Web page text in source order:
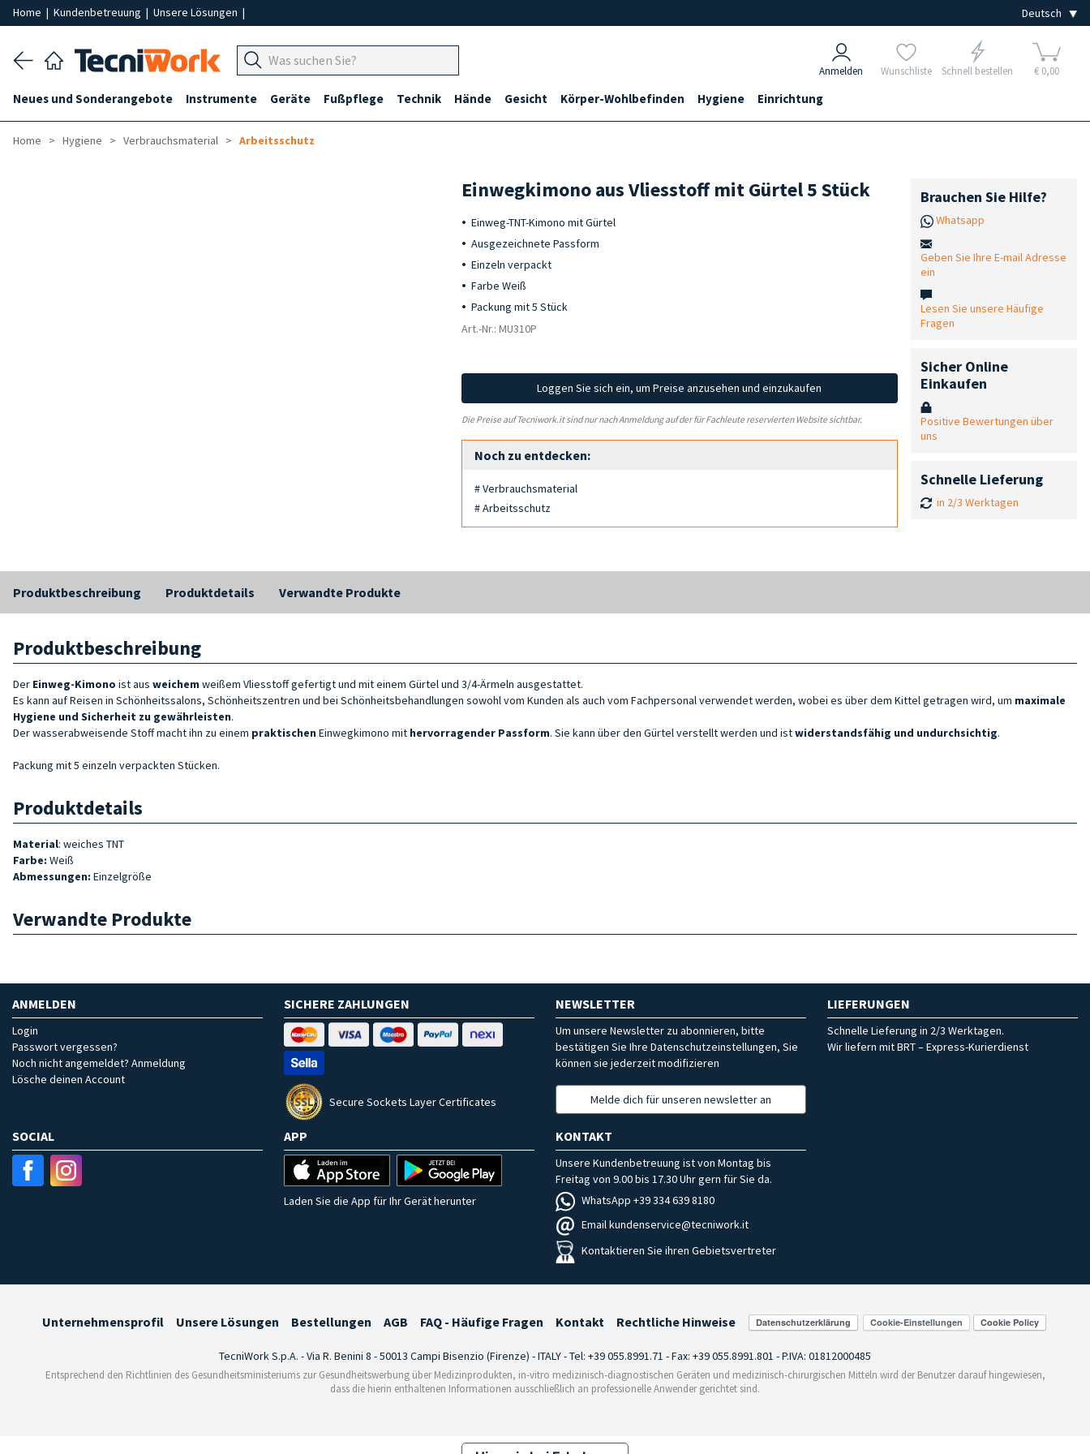
Home | Kundenbetreuung | Unsere Lösungen |
Anmelden Wunschliste Schnell bestellen € 0,00
Neues und Sonderangebote Instrumente Geräte Fußpflege Technik Hände Gesicht Körper-Wohlbefinden Hygiene Einrichtung
Home Hygiene Verbrauchsmaterial Arbeitsschutz
Einwegkimono aus Vliesstoff mit Gürtel 5 Stück
Einweg-TNT-Kimono mit Gürtel
Ausgezeichnete Passform
Einzeln verpackt
Farbe Weiß
Packung mit 5 Stück
Art.-Nr.: MU310P
Loggen Sie sich ein, um Preise anzusehen und einzukaufen
Die Preise auf Tecniwork.it sind nur nach Anmeldung auf der für Fachleute reservierten Website sichtbar.
Noch zu entdecken:
# Verbrauchsmaterial
# Arbeitsschutz
Brauchen Sie Hilfe?
Whatsapp
Geben Sie Ihre E-mail Adresse
ein
Lesen Sie unsere Häufige
Fragen
Sicher Online
Einkaufen
Positive Bewertungen über
uns
Schnelle Lieferung
in 2/3 Werktagen
Produktbeschreibung Produktdetails Verwandte Produkte
Produktbeschreibung
Der Einweg-Kimono ist aus weichem weißem Vliesstoff gefertigt und mit einem Gürtel und 3/4-Ärmeln ausgestattet.
Es kann auf Reisen in Schönheitssalons, Schönheitszentren und bei Schönheitsbehandlungen sowohl vom Kunden als auch vom Fachpersonal verwendet werden, wobei es über dem Kittel getragen wird, um maximale
Hygiene und Sicherheit zu gewährleisten.
Der wasserabweisende Stoff macht ihn zu einem praktischen Einwegkimono mit hervorragender Passform. Sie kann über den Gürtel verstellt werden und istwiderstandsfähig und undurchsichtig.
Packung mit 5 einzeln verpackten Stücken.
Produktdetails
Material: weiches TNT
Farbe: Weiß
Abmessungen: Einzelgröße
Verwandte Produkte
ANMELDEN
Login
Passwort vergessen?
Noch nicht angemeldet? Anmeldung
Lösche deinen Account
SICHERE ZAHLUNGEN
Secure Sockets Layer Certificates
NEWSLETTER
Um unsere Newsletter zu abonnieren, bitte
bestätigen Sie Ihre Datenschutzeinstellungen, Sie
können sie jederzeit modifizieren
Melde dich für unseren newsletter an
LIEFERUNGEN
Schnelle Lieferung in 2/3 Werktagen.
Wir liefern mit BRT – Express-Kurierdienst
SOCIAL APP
Laden Sie die App für Ihr Gerät herunter
KONTAKT
Unsere Kundenbetreuung ist von Montag bis
Freitag von 9.00 bis 17.30 Uhr gern für Sie da.
WhatsApp +39 334 639 8180
Email kundenservice@tecniwork.it
Kontaktieren Sie ihren Gebietsvertreter
Unternehmensprofil Unsere Lösungen Bestellungen AGB FAQ - Häufige Fragen Kontakt Rechtliche Hinweise Cookie-Einstellungen
TecniWork S.p.A. - Via R. Benini 8 - 50013 Campi Bisenzio (Firenze) - ITALY - Tel: +39 055.8991.71 - Fax: +39 055.8991.801 - P.IVA: 01812000485
Entsprechend den Richtlinien des Gesundheitsministeriums zur Gesundheitswerbung über Medizinprodukten, in-vitro medizinisch-diagnostischen Geräten und medizinisch-chirurgischen Mitteln wird der Benutzer darauf hingewiesen,
dass die hierin enthaltenen Informationen ausschließlich an professionelle Anwender gerichtet sind.